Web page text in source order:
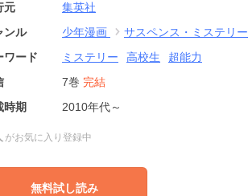
元
集英社
ンル
少年漫画
サスペンス・ミステリー
ワード
ミステリー 高校生
超能力
7巻 完結
時期
2010年代～
がお気に入り登録中
無料試し読み